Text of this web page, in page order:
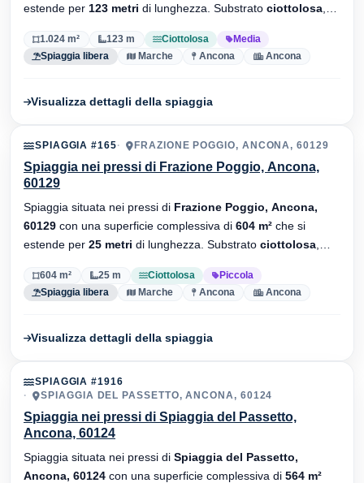
estende per 123 metri di lunghezza. Substrato ciottolosa
1.024 m² 123 m Ciottolosa
Media
Spiaggia libera
Marche Ancona Ancona
Visualizza dettagli della spiaggia
SPIAGGIA #165 FRAZIONE POGGIO, ANCONA, 60129
Spiaggia nei pressi di Frazione Poggio, Ancona,
60129
Spiaggia situata nei pressi di Frazione Poggio, Ancona,
60129 con una superficie complessiva di 604 m² che si
estende per 25 metri di lunghezza. Substrato ciottolosa
604 m² 25 m Ciottolosa
Piccola
Spiaggia libera
Marche Ancona Ancona
Visualizza dettagli della spiaggia
SPIAGGIA #1916
SPIAGGIA DEL PASSETTO, ANCONA, 60124
Spiaggia nei pressi di Spiaggia del Passetto,
Ancona, 60124
Spiaggia situata nei pressi di Spiaggia del Passetto,
Ancona, 60124 con una superficie complessiva di 564 m²